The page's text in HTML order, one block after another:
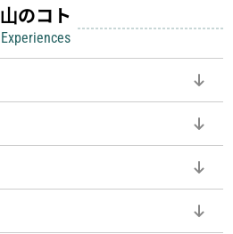
山のコト
Experiences